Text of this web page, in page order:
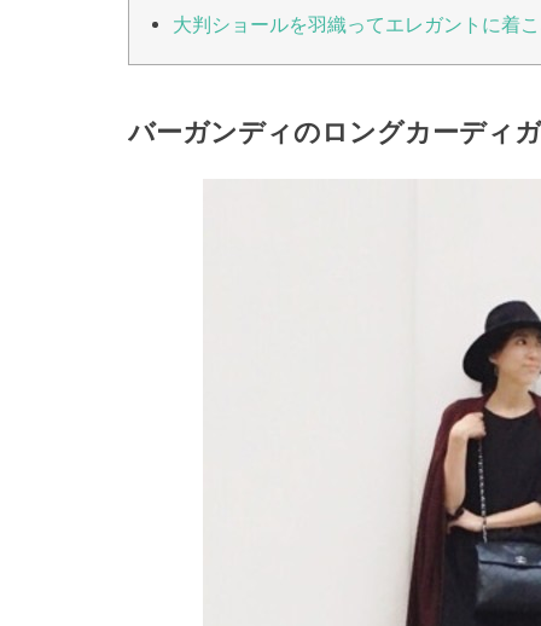
大判ショールを羽織ってエレガントに着
バーガンディのロングカーディ